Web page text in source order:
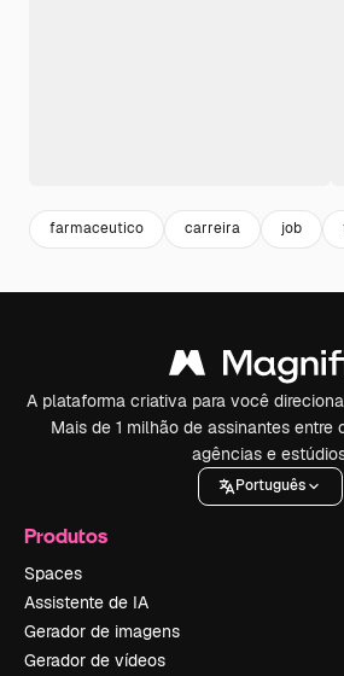
farmaceutico carreira job
A plataforma criativa para você
Mais de 1 milhão de assinantes entre
agências e
Português
Produtos
Spaces
Assistente de IA
Gerador de imagens
Gerador de vídeos